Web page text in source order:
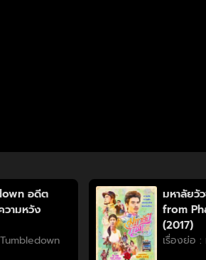
อดีต
วามหวัง
มหาลัยวั
from
(2017)
เรื่องย่อ